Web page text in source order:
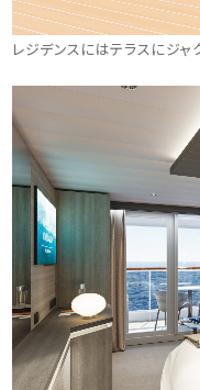
レジデンスにはテラスにジャ